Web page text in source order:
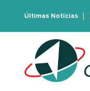
Últimas Notícias